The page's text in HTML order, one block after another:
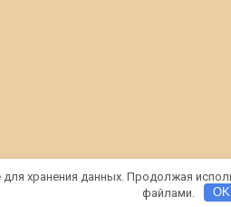
хранения данных. Продолжая
файлами.
OK